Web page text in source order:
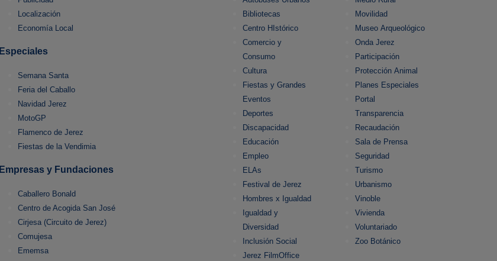
Localización
Economía Local
Especiales
Semana Santa
Feria del Caballo
Navidad Jerez
MotoGP
Flamenco de Jerez
Fiestas de la Vendimia
Empresas y Fundaciones
Caballero Bonald
Centro de Acogida San José
Cirjesa (Circuito de Jerez)
Comujesa
Ememsa
Bibliotecas
Centro HIstórico
Comercio y
Consumo
Cultura
Fiestas y Grandes
Eventos
Deportes
Discapacidad
Educación
Empleo
ELAs
Festival de Jerez
Hombres x Igualdad
Igualdad y
Diversidad
Inclusión Social
Jerez FilmOffice
Movilidad
Museo Arqueológico
Onda Jerez
Participación
Protección Animal
Planes Especiales
Portal
Transparencia
Recaudación
Sala de Prensa
Seguridad
Turismo
Urbanismo
Vinoble
Vivienda
Voluntariado
Zoo Botánico